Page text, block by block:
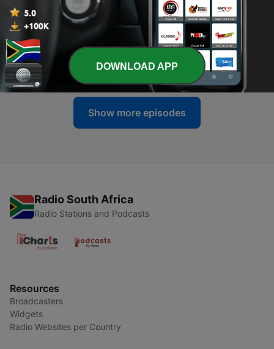
3288 -
TRAFFÍKIN #4. ÁGÚST. 26 - Ætlar Spænskur
maður að berja Guðjón?
06 Aug 2026
3287 - TRAFFÍKIN #ÞJÓÐHÁTÍÐAR ÞÁTTUR 2026
05 Aug 2026
Show more episodes
Radio South Africa
Radio Stations and Podcasts
Resources
Broadcasters
Widgets
Radio Websites per Country
DOWNLOAD APP